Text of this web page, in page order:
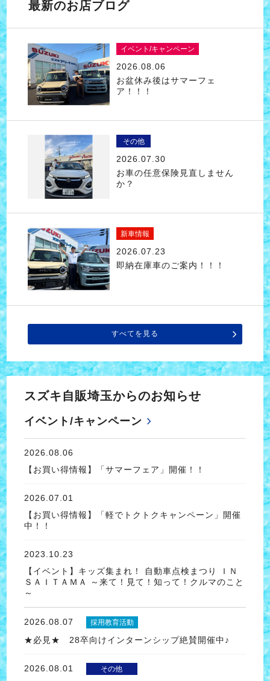
最新のお店ブログ
イベント/キャンペーン
2026.08.06
お盆休み後はサマーフェ
ア！！！
その他
2026.07.30
お車の任意保険見直しません
か？
新車情報
2026.07.23
即納在庫車のご案内！！！
すべてを見る
スズキ自販埼玉からのお知らせ
イベント/キャンペーン
2026.08.06
【お買い得情報】「サマーフェア」開催！！
2026.07.01
【お買い得情報】「軽でトクトクキャンペーン」開催
中！！
2023.10.23
【イベント】キッズ集まれ！ 自動車点検まつり ＩＮ
ＳＡＩＴＡＭＡ ～来て！見て！知って！クルマのこと
～
2026.08.07 採用教育活動
★必見★ 28卒向けインターンシップ絶賛開催中♪
2026.08.01 その他